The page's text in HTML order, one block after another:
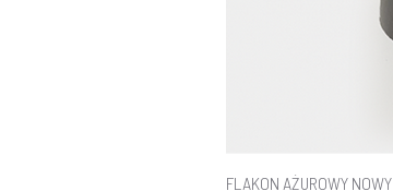
FLAKON AŻUROWY NOWY